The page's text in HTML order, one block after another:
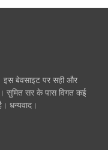
इस बेवसाइट पर सही और
सुमित सर के पास विगत कई
धन्यवाद।